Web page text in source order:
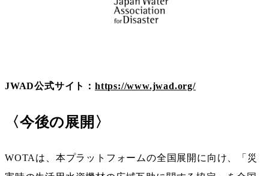
JWAD公式サイト： https://www.jwad.org/
〈今後の展開〉
WOTAは、本プラットフォームの全国展開に向け、「災